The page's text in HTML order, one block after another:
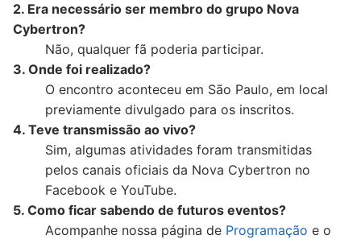
2. Era necessário ser membro do grupo Nova
Cybertron?
Não, qualquer fã poderia participar.
3. Onde foi realizado?
O encontro aconteceu em São Paulo, em local
previamente divulgado para os inscritos.
4. Teve transmissão ao vivo?
Sim, algumas atividades foram transmitidas
pelos canais oficiais da Nova Cybertron no
Facebook e YouTube.
5. Como ficar sabendo de futuros eventos?
Acompanhe nossa página de Programação e o